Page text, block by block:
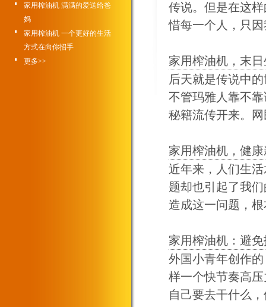
家用榨油机 满满的爱送给爸
妈
家用榨油机 一个更好的生活
方式在向你招手
更多>>
传说。但是在这
惜每一个人，只
家用榨油机，末
后天就是传说中
不管玛雅人靠不
秘籍流传开来。
家用榨油机，健
近年来，人们生
题却也引起了我
造成这一问题，
家用榨油机：避
外国小青年创作
样一个快节奏高
自己要去干什么